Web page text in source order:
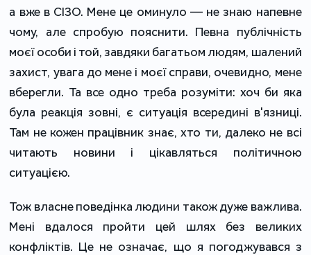
а вже в СІЗО. Мене це оминуло — не знаю напевне
чому, але спробую пояснити. Певна публічність
моєї особи і той, завдяки багатьом людям, шалений
захист, увага до мене і моєї справи, очевидно, мене
вберегли. Та все одно треба розуміти: хоч би яка
була реакція зовні, є ситуація всередині в'язниці.
Там не кожен працівник знає, хто ти, далеко не всі
читають новини і цікавляться політичною
ситуацією.
Тож власне поведінка людини також дуже важлива.
Мені вдалося пройти цей шлях без великих
конфліктів. Це не означає, що я погоджувався з